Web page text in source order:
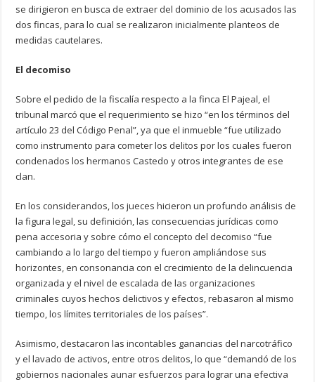
se dirigieron en busca de extraer del dominio de los acusados las
dos fincas, para lo cual se realizaron inicialmente planteos de
medidas cautelares.
El decomiso
Sobre el pedido de la fiscalía respecto a la finca El Pajeal, el
tribunal marcó que el requerimiento se hizo “en los términos del
artículo 23 del Código Penal”, ya que el inmueble “fue utilizado
como instrumento para cometer los delitos por los cuales fueron
condenados los hermanos Castedo y otros integrantes de ese
clan.
En los considerandos, los jueces hicieron un profundo análisis de
la figura legal, su definición, las consecuencias jurídicas como
pena accesoria y sobre cómo el concepto del decomiso “fue
cambiando a lo largo del tiempo y fueron ampliándose sus
horizontes, en consonancia con el crecimiento de la delincuencia
organizada y el nivel de escalada de las organizaciones
criminales cuyos hechos delictivos y efectos, rebasaron al mismo
tiempo, los límites territoriales de los países”.
Asimismo, destacaron las incontables ganancias del narcotráfico
y el lavado de activos, entre otros delitos, lo que “demandó de los
gobiernos nacionales aunar esfuerzos para lograr una efectiva